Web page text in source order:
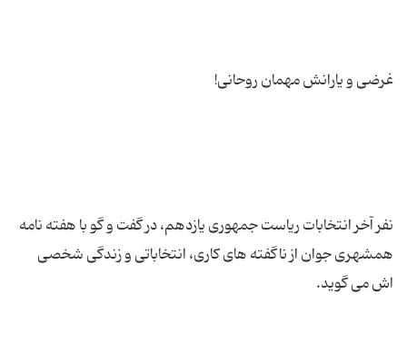
نفر آخر انتخابات ریاست جمهوری یازدهم، در گفت و گو با هفته نامه
همشهری جوان از ناگفته های کاری، انتخاباتی و زندگی شخصی